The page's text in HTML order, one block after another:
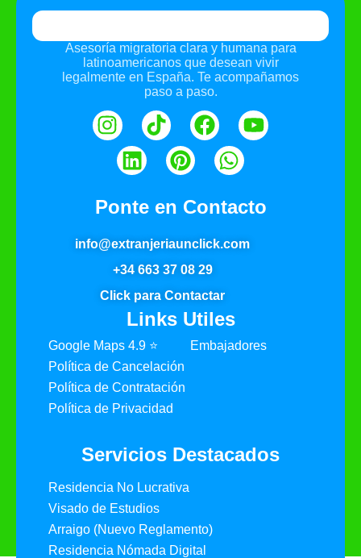
Asesoría migratoria clara y humana para
latinoamericanos que desean vivir
legalmente en España. Te acompañamos
paso a paso.
Ponte en Contacto
info@extranjeriaunclick.com
+34 663 37 08 29
Click para Contactar
Links Utiles
Google Maps 4.9 ⭐
Embajadores
Política de Cancelación
Política de Contratación
Política de Privacidad
Servicios Destacados
Residencia No Lucrativa
Visado de Estudios
Arraigo (Nuevo Reglamento)
Residencia Nómada Digital